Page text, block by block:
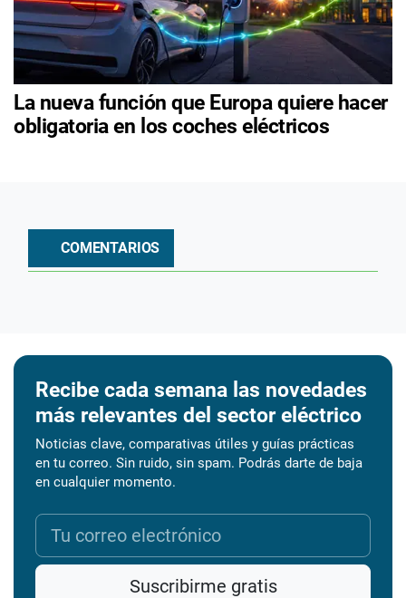
La nueva función que Europa quiere hacer
obligatoria en los coches eléctricos
COMENTARIOS
Recibe cada semana las novedades
más relevantes del sector eléctrico
Noticias clave, comparativas útiles y guías prácticas
en tu correo. Sin ruido, sin spam. Podrás darte de baja
en cualquier momento.
Suscribirme gratis